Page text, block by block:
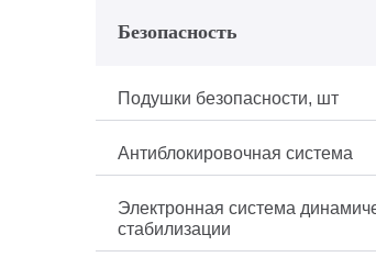
Безопасность
Подушки безопасности, шт
Антиблокировочная система
Электронная система
стабилизации